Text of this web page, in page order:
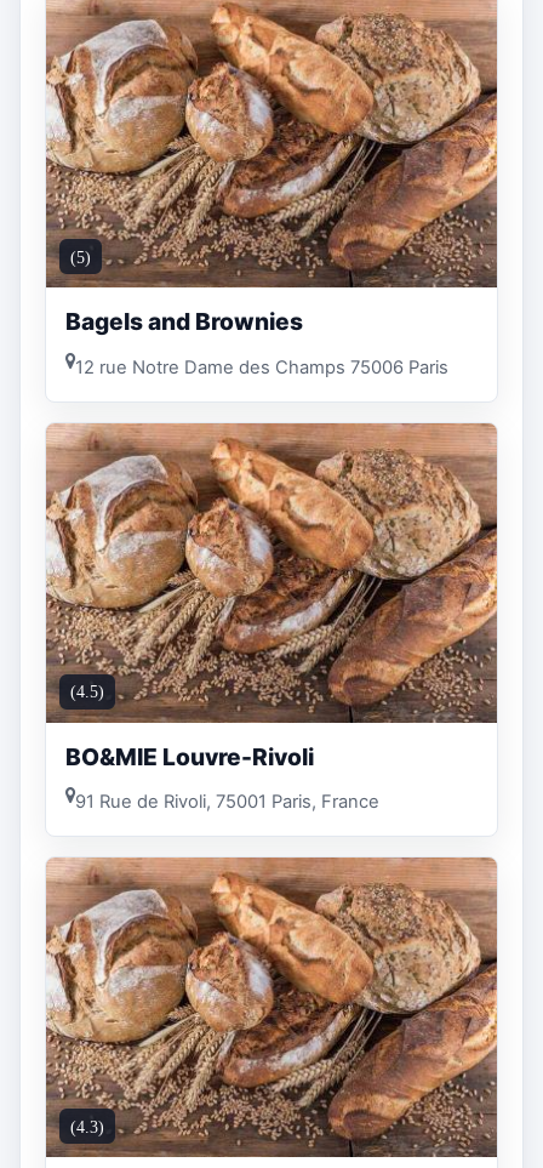
(5)
Bagels and Brownies
12 rue Notre Dame des Champs 75006 Paris
(4.5)
BO&MIE Louvre-Rivoli
91 Rue de Rivoli, 75001 Paris, France
(4.3)